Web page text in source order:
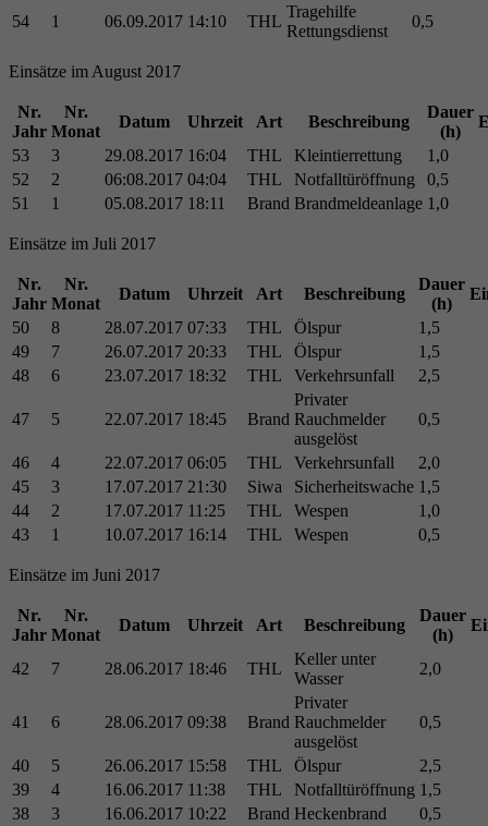
54
1 06.09.2017 14:10 THL
Tragehilfe
Rettungsdienst
0,5
Einsätze im August 2017
Nr.
Jahr
Nr.
Monat
Datum Uhrzeit Art Beschreibung
Dauer
(h)
53
3 29.08.2017 16:04 THL Kleintierrettung
1,0
52
2 06:08.2017 04:04 THL Notfalltüröffnung
0,5
51
1 05.08.2017 18:11 Brand Brandmeldeanlage 1,0
Einsätze im Juli 2017
Nr.
Jahr
Nr.
Monat
Datum Uhrzeit Art Beschreibung
Dauer
(h)
50
8 28.07.2017 07:33 THL Ölspur
1,5
49
7 26.07.2017 20:33 THL Ölspur
1,5
48
6 23.07.2017 18:32 THL Verkehrsunfall 2,5
47 5 22.07.2017 18:45 Brand
Privater
Rauchmelder
ausgelöst
0,5
46 4 22.07.2017 06:05 THL Verkehrsunfall
2,0
45
3 17.07.2017 21:30 Siwa Sicherheitswache 1,5
44
2 17.07.2017 11:25 THL Wespen
1,0
43
1 10.07.2017 16:14 THL Wespen 0,5
Einsätze im Juni 2017
Nr.
Jahr
Nr.
Monat
Datum Uhrzeit Art Beschreibung
Dauer
(h)
42 7 28.06.2017 18:46 THL
Keller unter
Wasser
2,0
41 6 28.06.2017 09:38 Brand
Privater
Rauchmelder
ausgelöst
0,5
40 5 26.06.2017 15:58 THL Ölspur
2,5
39
4 16.06.2017 11:38 THL Notfalltüröffnung 1,5
38
3 16.06.2017 10:22 Brand Heckenbrand
0,5